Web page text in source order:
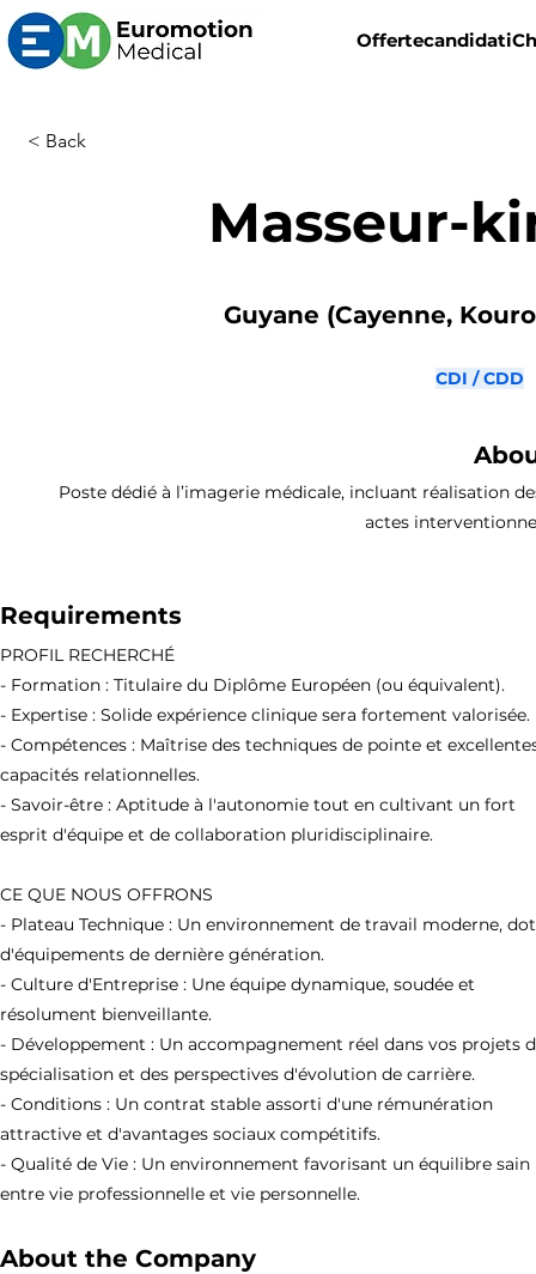
Offertecandidati
< Back
Masseur-
Guyane (Cayenne,
CDI / CDD
Poste dédié à l’imagerie médicale, incluant réalisation
actes
Requirements
PROFIL RECHERCHÉ
- Formation : Titulaire du Diplôme Européen (ou équivalent).
- Expertise : Solide expérience clinique sera fortement valorisée.
- Compétences : Maîtrise des techniques de pointe et
capacités relationnelles.
- Savoir-être : Aptitude à l'autonomie tout en cultivant un fort
esprit d'équipe et de collaboration pluridisciplinaire.
CE QUE NOUS OFFRONS
- Plateau Technique : Un environnement de travail moderne,
d'équipements de dernière génération.
- Culture d'Entreprise : Une équipe dynamique, soudée et
résolument bienveillante.
- Développement : Un accompagnement réel dans vos projets
spécialisation et des perspectives d'évolution de carrière.
- Conditions : Un contrat stable assorti d'une rémunération
attractive et d'avantages sociaux compétitifs.
- Qualité de Vie : Un environnement favorisant un équilibre sain
entre vie professionnelle et vie personnelle.
About the Company